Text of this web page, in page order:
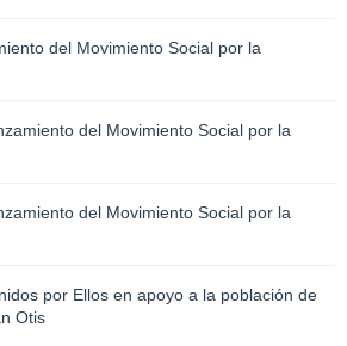
del Movimiento Social por la
del Movimiento Social por la
del Movimiento Social por la
por Ellos en apoyo a la población de
Otis